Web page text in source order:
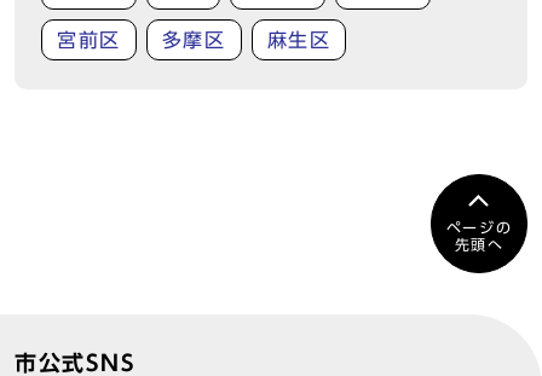
宮前区 多摩区 麻生区
ページの
先頭へ
市公式SNS